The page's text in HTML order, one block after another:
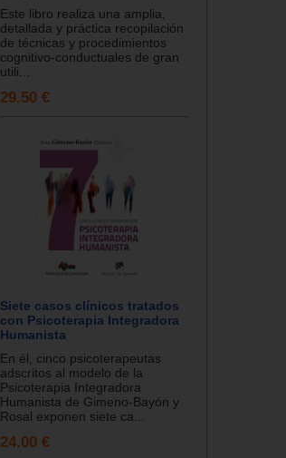
Este libro realiza una amplia,
detallada y práctica recopilación
de técnicas y procedimientos
cognitivo-conductuales de gran
utili...
29.50 €
Siete casos clínicos tratados
con Psicoterapia Integradora
Humanista
En él, cinco psicoterapeutas
adscritos al modelo de la
Psicoterapia Integradora
Humanista de Gimeno-Bayón y
Rosal exponen siete ca...
24.00 €